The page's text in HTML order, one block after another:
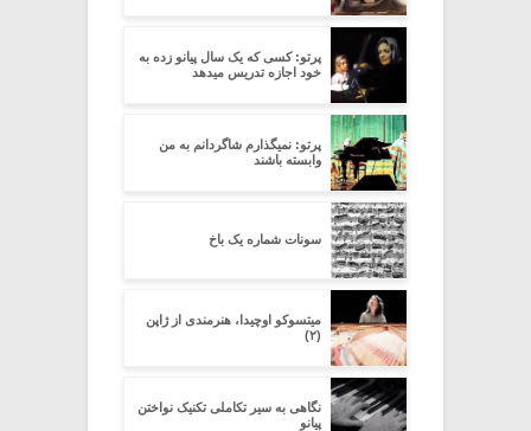
پرتو: کسی که یک سال پیانو زده به
خود اجازه تدریس میدهد
پرتو: نمیگذارم شاگردانم به من
وابسته باشند
سونات شماره یک باخ
میتسوکو اوچیدا، هنرمندی از ژاپن
(۲)
نگاهی به سیر تکاملی تکنیک نواختن
پیانو